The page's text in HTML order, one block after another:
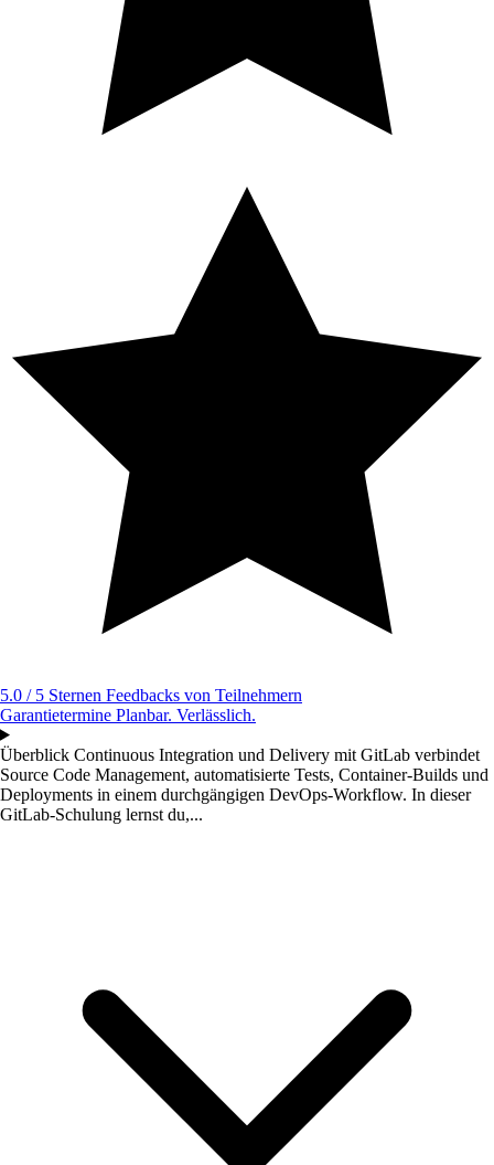
5.0 / 5 Sternen Feedbacks von Teilnehmern
Garantietermine Planbar. Verlässlich.
Überblick Continuous Integration und Delivery mit GitLab verbindet
Source Code Management, automatisierte Tests, Container-Builds und
Deployments in einem durchgängigen DevOps-Workflow. In dieser
GitLab-Schulung lernst du,...